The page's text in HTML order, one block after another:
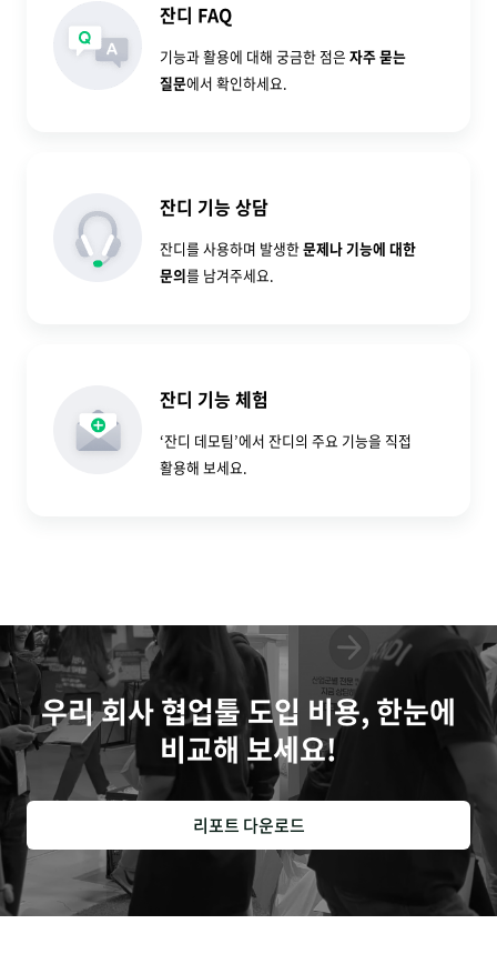
잔디 FAQ
기능과 활용에 대해 궁금한 점은 자주 묻는
질문에서 확인하세요.
잔디 기능 상담
잔디를 사용하며 발생한문제나 기능에 대한
문의를 남겨주세요.
잔디 기능 체험
‘잔디 데모팀’에서 잔디의 주요 기능을 직접
활용해 보세요.
우리 회사 협업툴 도입 비용, 한눈에
비교해 보세요!
리포트 다운로드